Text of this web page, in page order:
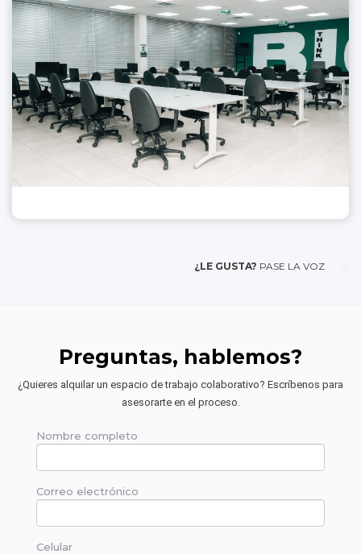
¿LE GUSTA? PASE LA VOZ
Preguntas, hablemos?
¿Quieres alquilar un espacio de trabajo colaborativo? Escríbenos para
asesorarte en el proceso.
Nombre completo
Correo electrónico
Celular